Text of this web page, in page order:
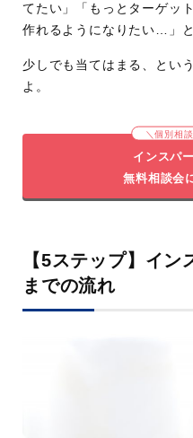
てたい」「もっとターゲッ
作れるようになりたい…」
少しでも当てはまる、とい
よ。
＼個別相
インスパ
無料相談
【5ステップ】イ
までの流れ